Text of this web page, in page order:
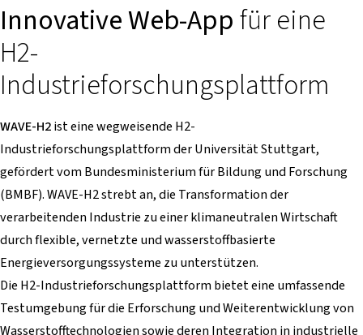
Innovative Web-Appfür eine
H2-
Industrieforschungsplattform
WAVE-H2ist eine wegweisende H2-
Industrieforschungsplattform der Universität Stuttgart,
gefördert vom Bundesministerium für Bildung und Forschung
(BMBF). WAVE-H2 strebt an, die Transformation der
verarbeitenden Industrie zu einer klimaneutralen Wirtschaft
durch flexible, vernetzte und wasserstoffbasierte
Energieversorgungssysteme zu unterstützen.
Die H2-Industrieforschungsplattform bietet eine umfassende
Testumgebung für die Erforschung und Weiterentwicklung von
Wasserstofftechnologien sowie deren Integration in industrielle